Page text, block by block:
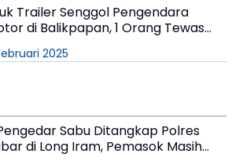
Trailer Senggol Pengendara
di Balikpapan, 1 Orang Tewas
2025
Sabu Ditangkap Polres
di Long Iram, Pemasok Masih